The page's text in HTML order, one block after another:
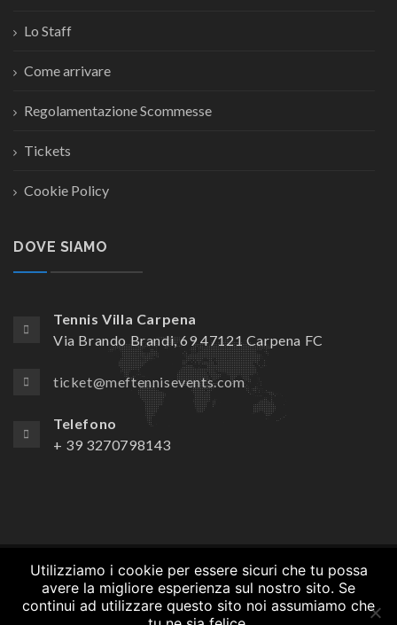
Lo Staff
Come arrivare
Regolamentazione Scommesse
Tickets
Cookie Policy
DOVE SIAMO
Tennis Villa Carpena
Via Brando Brandi, 69 47121 Carpena FC
ticket@meftennisevents.com
Telefono
+ 39 3270798143
© CopyrightsCrionet2020. All rights reserved.
LO STAFF COME ARRIVARE
Utilizziamo i cookie per essere sicuri che tu possa
avere la migliore esperienza sul nostro sito. Se
continui ad utilizzare questo sito noi assumiamo che